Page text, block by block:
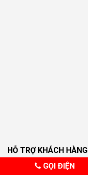
HỖ TRỢ KHÁCH HÀNG
Chinh sách bảo hành
GỌI ĐIỆN